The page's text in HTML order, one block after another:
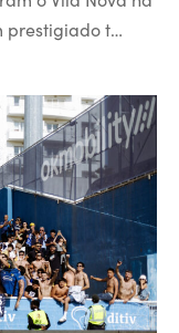
prestigiado t…